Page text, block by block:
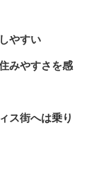
やすい
みやすさを感
ス街へは乗り